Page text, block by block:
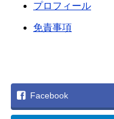
プロフィール
免責事項
Facebook